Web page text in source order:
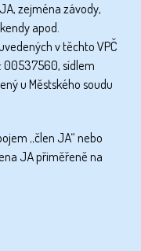
zejména závody,
apod.
v těchto VPČ
00537560, sídlem
u Městského soudu
„člen JA“ nebo
JA přiměřeně na